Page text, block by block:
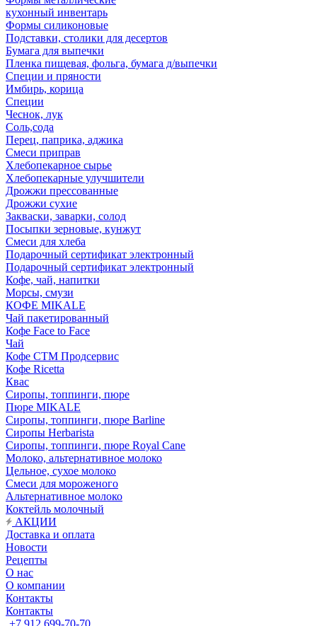
кухонный инвентарь
Формы силиконовые
Подставки, столики для десертов
Бумага для выпечки
Пленка пищевая, фольга, бумага д/выпечки
Специи и пряности
Имбирь, корица
Специи
Чеснок, лук
Соль,сода
Перец, паприка, аджика
Смеси приправ
Хлебопекарное сырье
Хлебопекарные улучшители
Дрожжи прессованные
Дрожжи сухие
Закваски, заварки, солод
Посыпки зерновые, кунжут
Смеси для хлеба
Подарочный сертификат электронный
Подарочный сертификат электронный
Кофе, чай, напитки
Морсы, смузи
КОФЕ MIKALE
Чай пакетированный
Кофе Face to Face
Чай
Кофе СТМ Продсервис
Кофе Ricetta
Квас
Сиропы, топпинги, пюре
Пюре MIKALE
Сиропы, топпинги, пюре Barline
Сиропы Herbarista
Сиропы, топпинги, пюре Royal Cane
Молоко, альтернативное молоко
Цельное, сухое молоко
Смеси для мороженого
Альтернативное молоко
Коктейль молочный
АКЦИИ
Доставка и оплата
Новости
Рецепты
О нас
О компании
Контакты
Контакты
+7 912 699-70-70